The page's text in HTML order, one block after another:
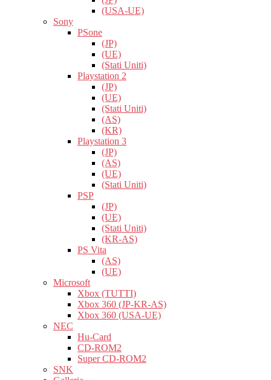
(USA-UE)
Sony
PSone
(JP)
(UE)
(Stati Uniti)
Playstation 2
(JP)
(UE)
(Stati Uniti)
(AS)
(KR)
Playstation 3
(JP)
(AS)
(UE)
(Stati Uniti)
PSP
(JP)
(UE)
(Stati Uniti)
(KR-AS)
PS Vita
(AS)
(UE)
Microsoft
Xbox (TUTTI)
Xbox 360 (JP-KR-AS)
Xbox 360 (USA-UE)
NEC
Hu-Card
CD-ROM2
Super CD-ROM2
SNK